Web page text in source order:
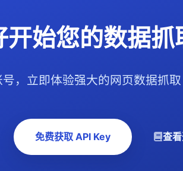
始您的数据抓
，立即体验强大的网页数据抓取
免费获取 API Key 查